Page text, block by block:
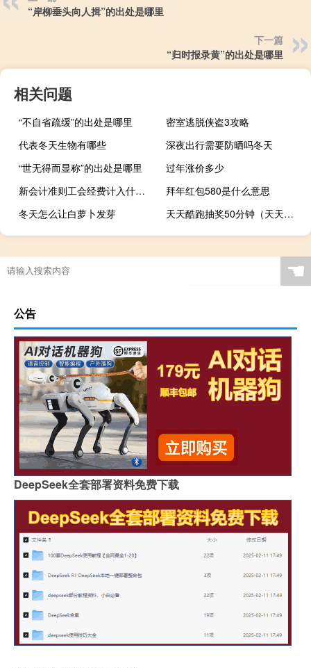
“岸柳垂头向人揖”的出处是哪里
下一篇
“归时报录黄”的出处是哪里
相关问题
“不自省疏缓”的出处是哪里
密室逃脱侠盗3攻略
代表冬天生物有哪些
深夜出行需要防晒吗冬天
“世无得而显称”的出处是哪里
过年涨价多少
新会计准则工会经费计入什么科目里（新会计准则工会经费计入什么科目）
拜年红包580是什么意思
冬天怎么让白萝卜发芽
天天酷跑抽奖50分钟（天天酷跑抽奖）
☚
公告
DeepSeek全套部署资料免费下载